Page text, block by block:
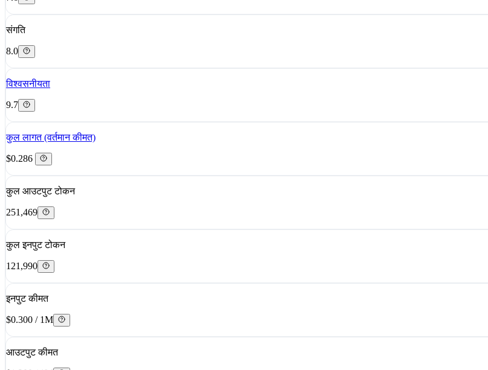
संगति
8.0
विश्वसनीयता
9.7
कुल लागत (वर्तमान कीमत)
$0.286
कुल आउटपुट टोकन
251,469
कुल इनपुट टोकन
121,990
इनपुट कीमत
$0.300 / 1M
आउटपुट कीमत